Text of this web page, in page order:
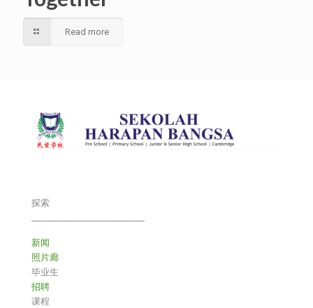
Read more
探索
新闻
照片廊
毕业生
招聘
课程